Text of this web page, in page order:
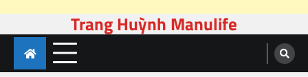
to
content
Trang Huỳnh Manulife